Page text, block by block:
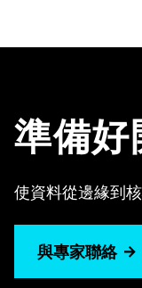
準備好
使資料從邊緣到
與專家聯絡